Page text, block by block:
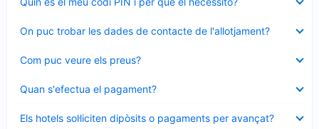
tancat
On puc trobar les dades de contacte de l'allotjament?
tancat
Com puc veure els preus?
tancat
Quan s'efectua el pagament?
tancat
Els hotels sol·liciten dipòsits o pagaments per avançat?
tancat